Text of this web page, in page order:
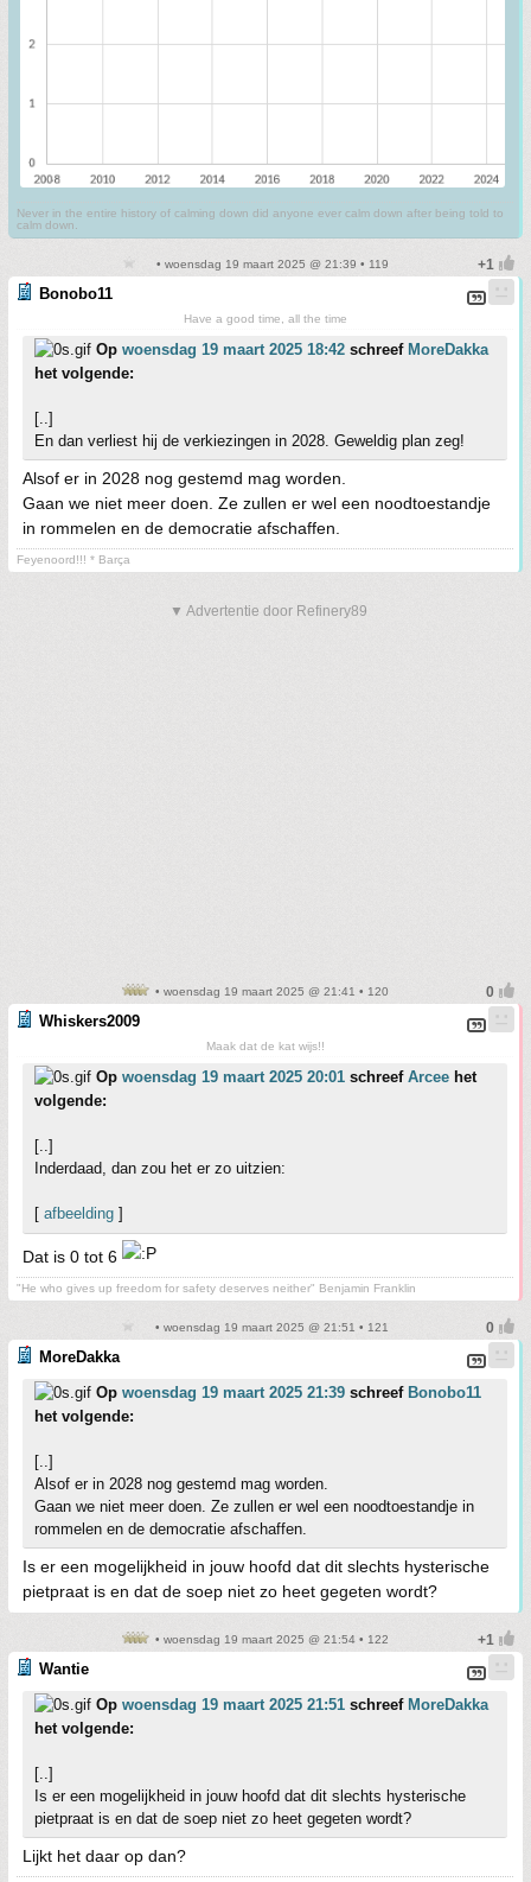
Never in the entire history of calming down did anyone ever calm down after being told to
calm down.
• woensdag 19 maart 2025 @ 21:39 • 119
Bonobo11
Have a good time, all the time
Op woensdag 19 maart 2025 18:42 schreef MoreDakka
het volgende:
[..]
En dan verliest hij de verkiezingen in 2028. Geweldig plan zeg!
Alsof er in 2028 nog gestemd mag worden.
Gaan we niet meer doen. Ze zullen er wel een noodtoestandje
in rommelen en de democratie afschaffen.
Feyenoord!!! * Barça
▼ Advertentie door Refinery89
• woensdag 19 maart 2025 @ 21:41 • 120
Whiskers2009
Maak dat de kat wijs!!
Op woensdag 19 maart 2025 20:01 schreef Arcee het
volgende:
[..]
Inderdaad, dan zou het er zo uitzien:
[ afbeelding ]
Dat is 0 tot 6
"He who gives up freedom for safety deserves neither" Benjamin Franklin
• woensdag 19 maart 2025 @ 21:51 • 121
MoreDakka
Op woensdag 19 maart 2025 21:39 schreef Bonobo11
het volgende:
[..]
Alsof er in 2028 nog gestemd mag worden.
Gaan we niet meer doen. Ze zullen er wel een noodtoestandje in
rommelen en de democratie afschaffen.
Is er een mogelijkheid in jouw hoofd dat dit slechts hysterische
pietpraat is en dat de soep niet zo heet gegeten wordt?
• woensdag 19 maart 2025 @ 21:54 • 122
Wantie
Op woensdag 19 maart 2025 21:51 schreef MoreDakka
het volgende:
[..]
Is er een mogelijkheid in jouw hoofd dat dit slechts hysterische
pietpraat is en dat de soep niet zo heet gegeten wordt?
Lijkt het daar op dan?